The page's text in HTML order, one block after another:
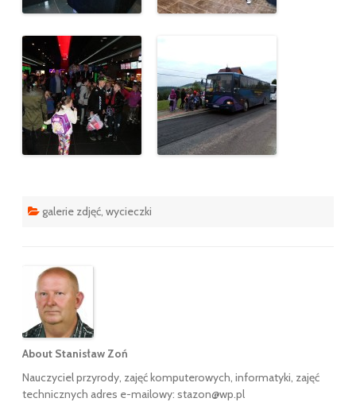
galerie zdjęć wycieczki
About Stanisław Zoń
Nauczyciel przyrody, zajęć komputerowych, informatyki, zajęć
technicznych adres e-mailowy: stazon@wp.pl